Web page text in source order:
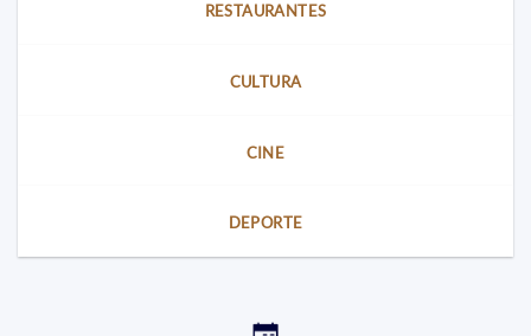
RESTAURANTES
CULTURA
CINE
DEPORTE